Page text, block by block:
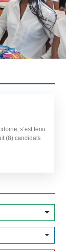
s’est tenu
(8) candidats